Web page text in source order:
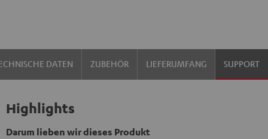
DATEN ZUBEHÖR LIEFERUMFANG SUPPORT
Highlights
Darum lieben wir dieses Produkt